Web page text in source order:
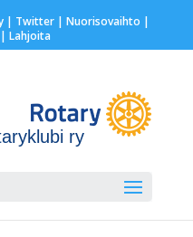
| Twitter| Nuorisovaihto |
Lahjoita
ry